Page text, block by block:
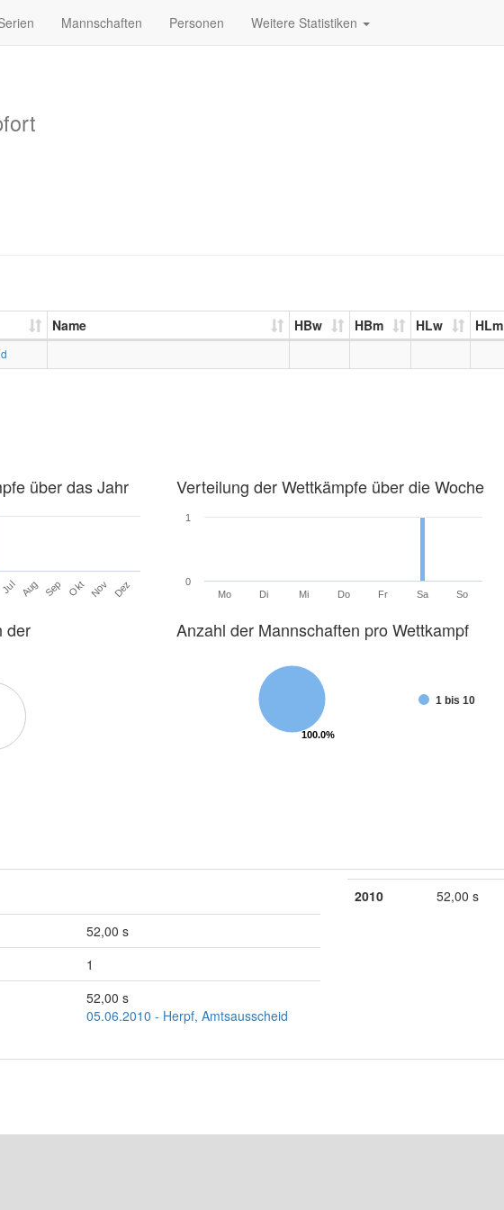
Mannschaften Personen Weitere Statistiken
Name HBw HBm HLw HLm
über das Jahr
Jul Aug Sep Okt Nov Dez
Verteilung der Wettkämpfe über die Woche
Mo Di Mi Do Fr Sa So
0
1
der Anzahl der Mannschaften pro Wettkampf
100.0%
100.0%
1 bis 10
52,00 s
1
52,00 s
05.06.2010 - Herpf, Amtsausscheid
2010 52,00 s